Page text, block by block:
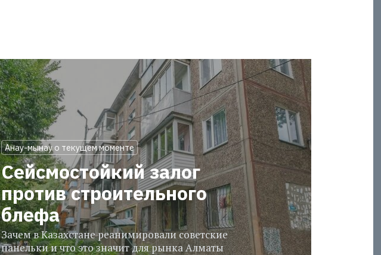
Анау-мынау о текущем моменте
Сейсмостойкий залог
против строительного
блефа
Зачем в Казахстане реанимировали советские
панельки и что это значит для рынка Алматы